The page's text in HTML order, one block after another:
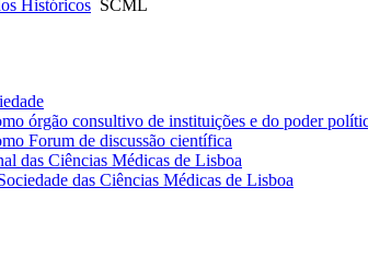
Históricos SCML
órgão consultivo de instituições e do poder
Forum de discussão científica
das Ciências Médicas de Lisboa
das Ciências Médicas de Lisboa